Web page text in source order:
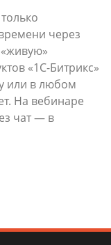
через
«1С-Битрикс»
или в любом
На вебинаре
чат — в